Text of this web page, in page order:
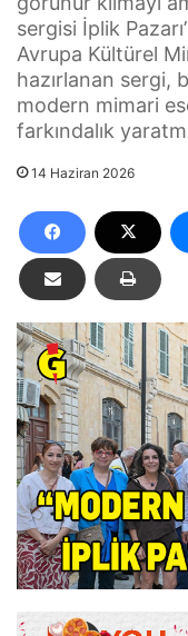
sergisi İplik
Avrupa Kültürel
hazırlanan sergi,
modern mimari
farkındalık
14 Haziran 2026